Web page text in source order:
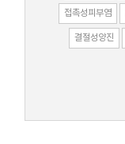
접촉성피부염
결절성양진